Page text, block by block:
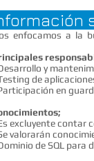
enfocamos a la
y
de
en
excluyente contar
valorarán
de SQL para